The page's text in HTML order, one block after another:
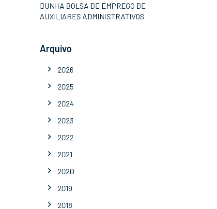
DUNHA BOLSA DE EMPREGO DE
AUXILIARES ADMINISTRATIVOS
Arquivo
2026
2025
2024
2023
2022
2021
2020
2019
2018